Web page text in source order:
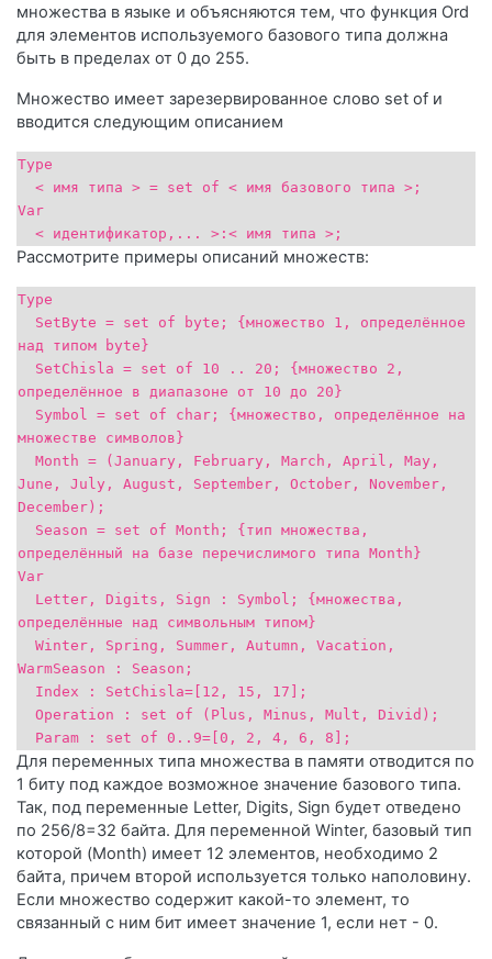
множества в языке и объясняются тем, что функция Ord
для элементов используемого базового типа должна
быть в пределах от 0 до 255.
Множество имеет зарезервированное слово set of и
вводится следующим описанием
Type
< имя типа > = set of < имя базового типа >;
Var
< идентификатор,... >:< имя типа >;
Рассмотрите примеры описаний множеств:
Type
SetByte = set of byte; {множество 1, определённое
над типом byte}
SetChisla = set of 10 .. 20; {множество 2,
определённое в диапазоне от 10 до 20}
Symbol = set of char; {множество, определённое на
множестве символов}
Month = (January, February, March, April, May,
June, July, August, September, October, November,
December);
Season = set of Month; {тип множества,
определённый на базе перечислимого типа Month}
Var
Letter, Digits, Sign : Symbol; {множествa,
определённые над символьным типом}
Winter, Spring, Summer, Autumn, Vacation,
WarmSeason : Season;
Index : SetChisla=[12, 15, 17];
Operation : set of (Plus, Minus, Mult, Divid);
Param : set of 0..9=[0, 2, 4, 6, 8];
Для переменных типа множества в памяти отводится по
1 биту под каждое возможное значение базового типа.
Так, под переменные Letter, Digits, Sign будет отведено
по 256/8=32 байта. Для переменной Winter, базовый тип
которой (Month) имеет 12 элементов, необходимо 2
байта, причем второй используется только наполовину.
Если множество содержит какой-то элемент, то
связанный с ним бит имеет значение 1, если нет - 0.